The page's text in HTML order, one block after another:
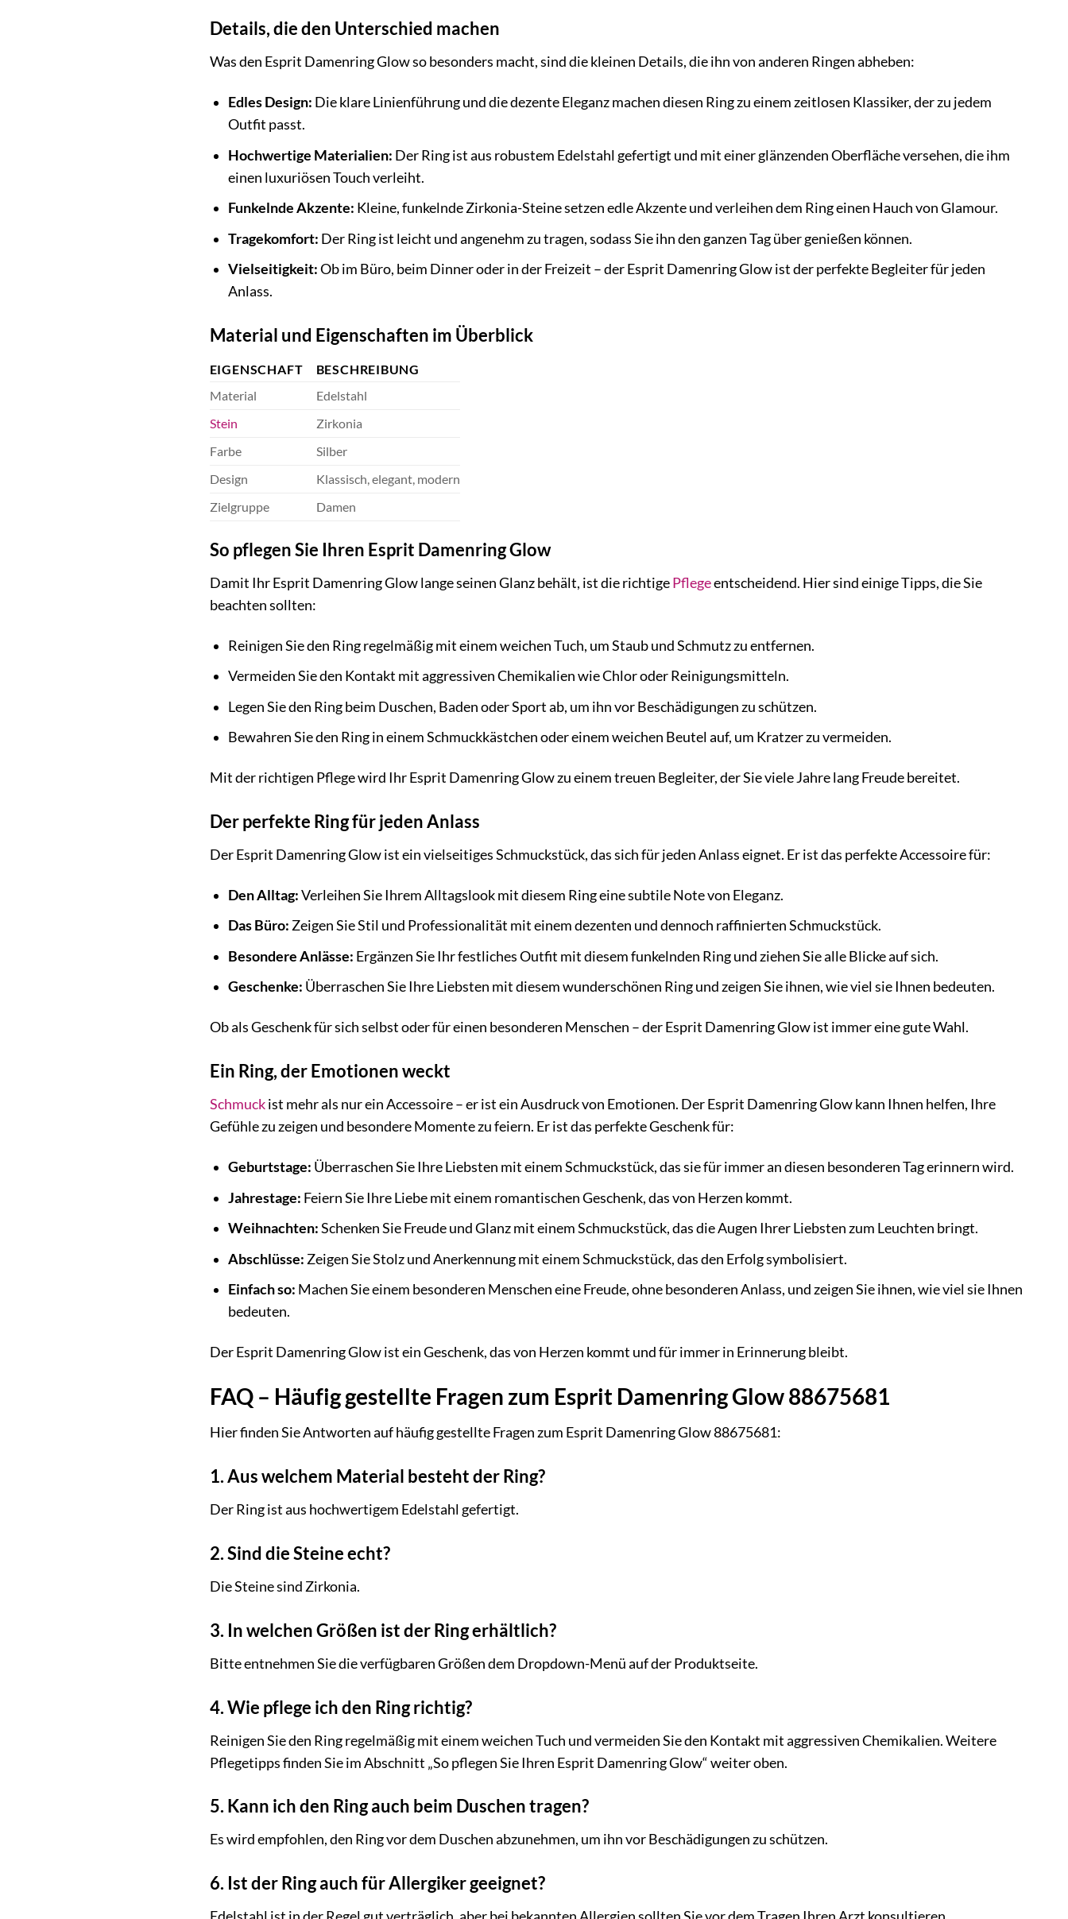
Details, die den Unterschied machen
Was den Esprit Damenring Glow so besonders macht, sind die kleinen Details, die ihn von anderen Ringen abheben:
Edles Design: Die klare Linienführung und die dezente Eleganz machen diesen Ring zu einem zeitlosen Klassiker, der zu jedem
Outfit passt.
Hochwertige Materialien: Der Ring ist aus robustem Edelstahl gefertigt und mit einer glänzenden Oberfläche versehen, die ihm
einen luxuriösen Touch verleiht.
Funkelnde Akzente: Kleine, funkelnde Zirkonia-Steine setzen edle Akzente und verleihen dem Ring einen Hauch von Glamour.
Tragekomfort: Der Ring ist leicht und angenehm zu tragen, sodass Sie ihn den ganzen Tag über genießen können.
Vielseitigkeit:Ob im Büro, beim Dinner oder in der Freizeit – der Esprit Damenring Glow ist der perfekte Begleiter für jeden
Anlass.
Material und Eigenschaften im Überblick
EIGENSCHAFT
BESCHREIBUNG
Material
Edelstahl
Stein
Zirkonia
Farbe
Silber
Design
Klassisch, elegant, modern
Zielgruppe
Damen
So pflegen Sie Ihren Esprit Damenring Glow
Damit Ihr Esprit Damenring Glow lange seinen Glanz behält, ist die richtigePflegeentscheidend. Hier sind einige Tipps, die Sie
beachten sollten:
Reinigen Sie den Ring regelmäßig mit einem weichen Tuch, um Staub und Schmutz zu entfernen.
Vermeiden Sie den Kontakt mit aggressiven Chemikalien wie Chlor oder Reinigungsmitteln.
Legen Sie den Ring beim Duschen, Baden oder Sport ab, um ihn vor Beschädigungen zu schützen.
Bewahren Sie den Ring in einem Schmuckkästchen oder einem weichen Beutel auf, um Kratzer zu vermeiden.
Mit der richtigen Pflege wird Ihr Esprit Damenring Glow zu einem treuen Begleiter, der Sie viele Jahre lang Freude bereitet.
Der perfekte Ring für jeden Anlass
Der Esprit Damenring Glow ist ein vielseitiges Schmuckstück, das sich für jeden Anlass eignet. Er ist das perfekte Accessoire für:
Den Alltag:Verleihen Sie Ihrem Alltagslook mit diesem Ring eine subtile Note von Eleganz.
Das Büro:Zeigen Sie Stil und Professionalität mit einem dezenten und dennoch raffinierten Schmuckstück.
Besondere Anlässe: Ergänzen Sie Ihr festliches Outfit mit diesem funkelnden Ring und ziehen Sie alle Blicke auf sich.
Geschenke: Überraschen Sie Ihre Liebsten mit diesem wunderschönen Ring und zeigen Sie ihnen, wie viel sie Ihnen bedeuten.
Ob als Geschenk für sich selbst oder für einen besonderen Menschen – der Esprit Damenring Glow ist immer eine gute Wahl.
Ein Ring, der Emotionen weckt
Schmuckist mehr als nur ein Accessoire – er ist ein Ausdruck von Emotionen. Der Esprit Damenring Glow kann Ihnen helfen, Ihre
Gefühle zu zeigen und besondere Momente zu feiern. Er ist das perfekte Geschenk für:
Geburtstage: Überraschen Sie Ihre Liebsten mit einem Schmuckstück, das sie für immer an diesen besonderen Tag erinnern wird.
Jahrestage: Feiern Sie Ihre Liebe mit einem romantischen Geschenk, das von Herzen kommt.
Weihnachten:Schenken Sie Freude und Glanz mit einem Schmuckstück, das die Augen Ihrer Liebsten zum Leuchten bringt.
Abschlüsse: Zeigen Sie Stolz und Anerkennung mit einem Schmuckstück, das den Erfolg symbolisiert.
Einfach so: Machen Sie einem besonderen Menschen eine Freude, ohne besonderen Anlass, und zeigen Sie ihnen, wie viel sie Ihnen
bedeuten.
Der Esprit Damenring Glow ist ein Geschenk, das von Herzen kommt und für immer in Erinnerung bleibt.
FAQ – Häufig gestellte Fragen zum Esprit Damenring Glow 88675681
Hier finden Sie Antworten auf häufig gestellte Fragen zum Esprit Damenring Glow 88675681:
1. Aus welchem Material besteht der Ring?
Der Ring ist aus hochwertigem Edelstahl gefertigt.
2. Sind die Steine echt?
Die Steine sind Zirkonia.
3. In welchen Größen ist der Ring erhältlich?
Bitte entnehmen Sie die verfügbaren Größen dem Dropdown-Menü auf der Produktseite.
4. Wie pflege ich den Ring richtig?
Reinigen Sie den Ring regelmäßig mit einem weichen Tuch und vermeiden Sie den Kontakt mit aggressiven Chemikalien. Weitere
Pflegetipps finden Sie im Abschnitt „So pflegen Sie Ihren Esprit Damenring Glow“ weiter oben.
5. Kann ich den Ring auch beim Duschen tragen?
Es wird empfohlen, den Ring vor dem Duschen abzunehmen, um ihn vor Beschädigungen zu schützen.
6. Ist der Ring auch für Allergiker geeignet?